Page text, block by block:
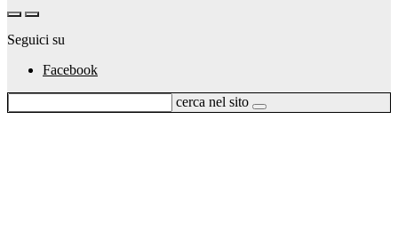
Seguici su
Facebook
cerca nel sito